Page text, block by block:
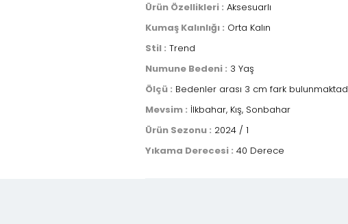
Ürün Özellikleri : Aksesuarlı
Kumaş Kalınlığı : Orta Kalın
Stil : Trend
Numune Bedeni : 3 Yaş
Ölçü : Bedenler arası 3 cm fark
Mevsim : İlkbahar, Kış, Sonbahar
Ürün Sezonu : 2024 / 1
Yıkama Derecesi : 40 Derece